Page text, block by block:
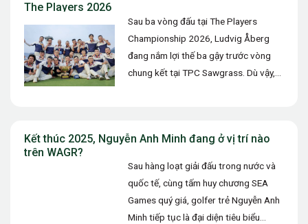
Sau ba vòng đấu tại The Players
Championship 2026, Ludvig Åberg
đang nắm lợi thế ba gậy trước vòng
chung kết tại TPC Sawgrass. Dù vậy,
Kết thúc 2025, Nguyễn Anh Minh đang ở vị trí nào
Sau hàng loạt giải đấu trong nước và
quốc tế, cùng tấm huy chương SEA
Games quý giá, golfer trẻ Nguyễn Anh
Minh tiếp tục là đại diện tiêu biểu…